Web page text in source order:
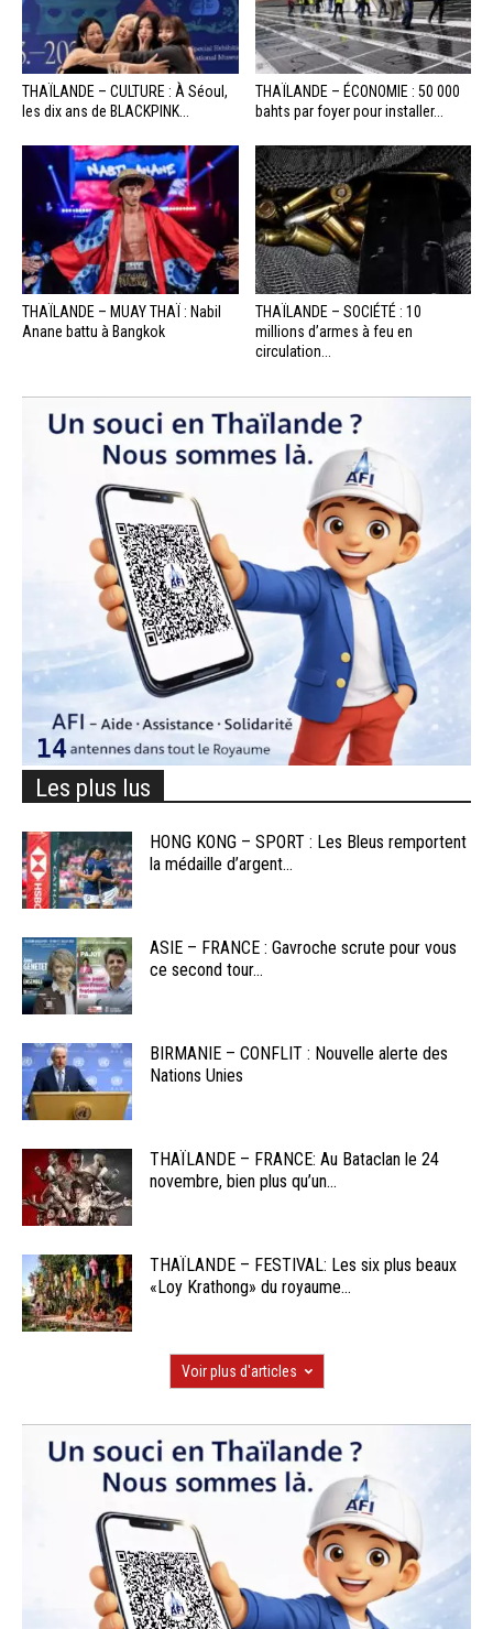
THAÏLANDE – CULTURE : À Séoul,
les dix ans de BLACKPINK...
THAÏLANDE – ÉCONOMIE : 50 000
bahts par foyer pour installer...
THAÏLANDE – MUAY THAÏ : Nabil
Anane battu à Bangkok
THAÏLANDE – SOCIÉTÉ : 10
millions d’armes à feu en
circulation...
Les plus lus
HONG KONG – SPORT : Les Bleus remportent
la médaille d’argent...
ASIE – FRANCE : Gavroche scrute pour vous
ce second tour...
BIRMANIE – CONFLIT : Nouvelle alerte des
Nations Unies
THAÏLANDE – FRANCE: Au Bataclan le 24
novembre, bien plus qu’un...
THAÏLANDE – FESTIVAL: Les six plus beaux
«Loy Krathong» du royaume...
Voir plus d'articles